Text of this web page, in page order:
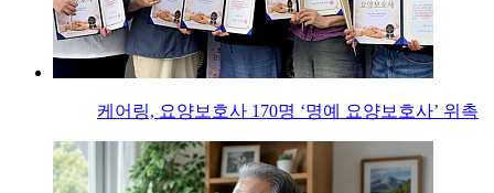
케어링, 요양보호사 170명 ‘명예 요양보호사’ 위촉